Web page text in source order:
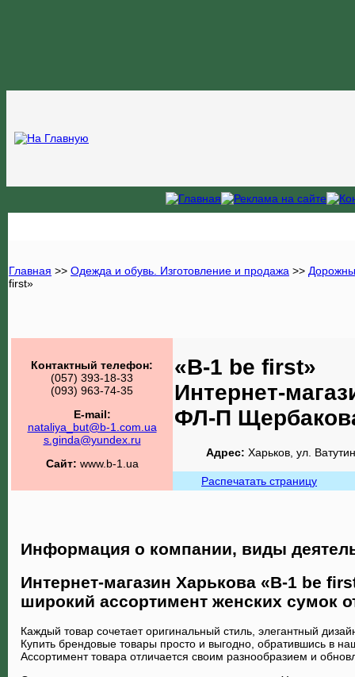
Главная >> Одежда и обувь. Изготовление и продажа >>
first»
Контактный телефон:
(057) 393-18-33
(093) 963-74-35
E-mail:
nataliya_but@b-1.com.ua
s.ginda@yundex.ru
Сайт: www.b-1.ua
«B-1 be first»
Интернет-
ФЛ-П
Адрес: Харьков, ул.
Распечатать страницу
Информация о компании, виды
Интернет-магазин Харькова «В-1 be
широкий ассортимент женских сумок
Каждый товар сочетает оригинальный стиль, элегантный
Купить брендовые товары просто и выгодно, обратившись в
Ассортимент товара отличается своим разнообразием и